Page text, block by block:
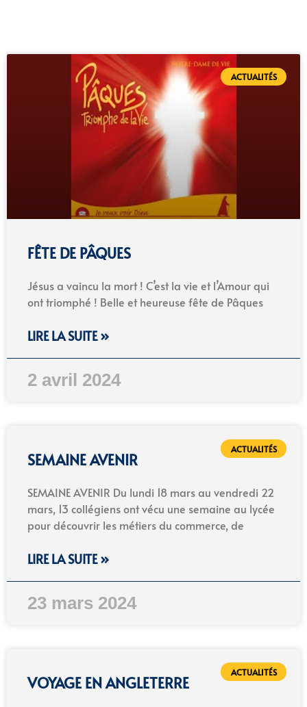
ACTUALITÉS
FÊTE DE PÂQUES
Jésus a vaincu la mort ! C’est la vie et l’Amour qui
ont triomphé ! Belle et heureuse fête de Pâques
LIRE LA SUITE »
2 avril 2024
ACTUALITÉS
SEMAINE AVENIR
SEMAINE AVENIR Du lundi 18 mars au vendredi 22
mars, 13 collégiens ont vécu une semaine au lycée
pour découvrir les métiers du commerce, de
LIRE LA SUITE »
23 mars 2024
ACTUALITÉS
VOYAGE EN ANGLETERRE